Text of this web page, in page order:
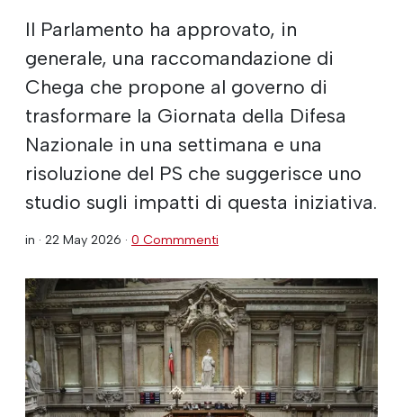
Il Parlamento ha approvato, in
generale, una raccomandazione di
Chega che propone al governo di
trasformare la Giornata della Difesa
Nazionale in una settimana e una
risoluzione del PS che suggerisce uno
studio sugli impatti di questa iniziativa.
in · 22 May 2026 · 0 Commmenti